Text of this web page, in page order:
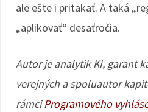
ale ešte i pritakať. A taká
„aplikovať“ desaťročia.
Autor je analytik KI, garant
verejných a spoluautor
rámciProgramového